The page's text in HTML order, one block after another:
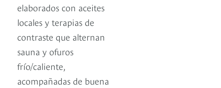
elaborados con aceites
locales y terapias de
contraste que alternan
sauna y ofuros
frío/caliente,
acompañadas de buena